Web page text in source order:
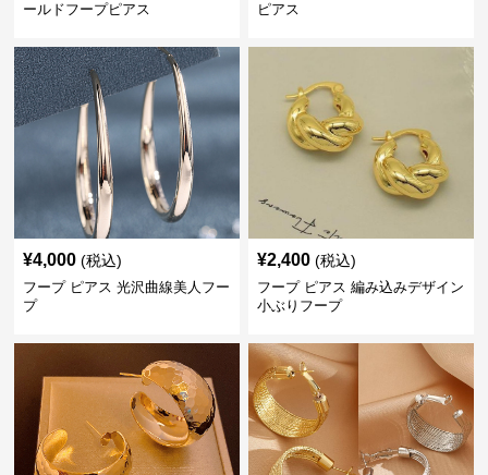
ールドフープピアス
ピアス
¥4,000 (税込)
フープ ピアス 光沢曲線美人フー
プ
¥2,400 (税込)
フープ ピアス 編み込みデザイン
小ぶりフープ